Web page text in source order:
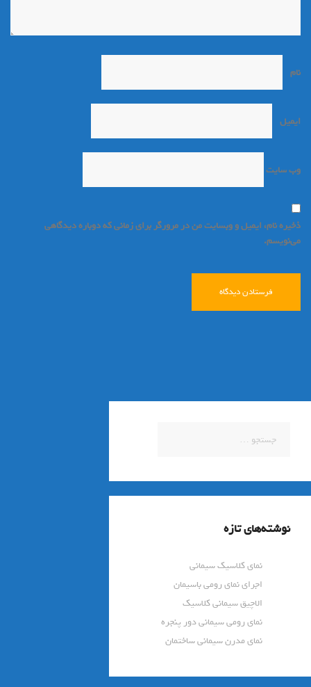
نام
ایمیل
وب‌ سایت
ذخیره نام، ایمیل و وبسایت من در مرورگر برای زمانی که دوباره دیدگاهی
می‌نویسم.
برای:
نوشته‌های تازه
نمای کلاسیک سیمانی
اجرای نمای رومی باسیمان
الاچیق سیمانی کلاسیک
نمای رومی سیمانی دور پنجره
نمای مدرن سیمانی ساختمان